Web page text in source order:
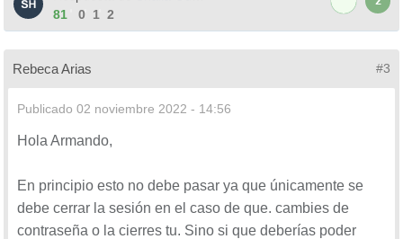
81
0 1 2
Rebeca Arias #3
Publicado 02 noviembre 2022 - 14:56
Hola Armando,
En principio esto no debe pasar ya que únicamente se
debe cerrar la sesión en el caso de que. cambies de
contraseña o la cierres tu. Sino si que deberías poder